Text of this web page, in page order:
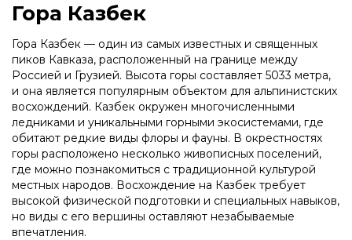
Гора Казбек
Гора Казбек — один из самых известных и священных
пиков Кавказа, расположенный на границе между
Россией и Грузией. Высота горы составляет 5033 метра,
и она является популярным объектом для альпинистских
восхождений. Казбек окружен многочисленными
ледниками и уникальными горными экосистемами, где
обитают редкие виды флоры и фауны. В окрестностях
горы расположено несколько живописных поселений,
где можно познакомиться с традиционной культурой
местных народов. Восхождение на Казбек требует
высокой физической подготовки и специальных навыков,
но виды с его вершины оставляют незабываемые
впечатления.